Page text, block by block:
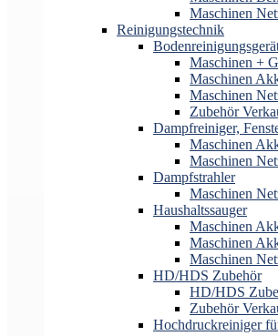
Maschinen
Reinigungstechnik
Maschinen +
Maschinen
Maschinen
Zubehör
Dampfreiniger,
Maschinen
Maschinen
Dampfstrahler
Maschinen
Haushaltssauger
Maschinen
Maschinen
Maschinen
HD/HDS Zubehör
HD/HDS
Zubehör
Hochdruckreiniger